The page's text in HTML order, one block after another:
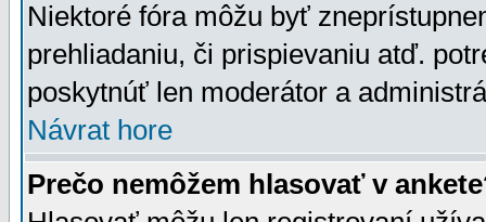
Niektoré fóra môžu byť
prehliadaniu, či prispievaniu atď.
poskytnúť len moderátor a
Návrat hore
Prečo nemôžem hlasovať v